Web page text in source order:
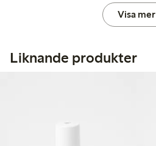
Visa mer
Liknande produkter